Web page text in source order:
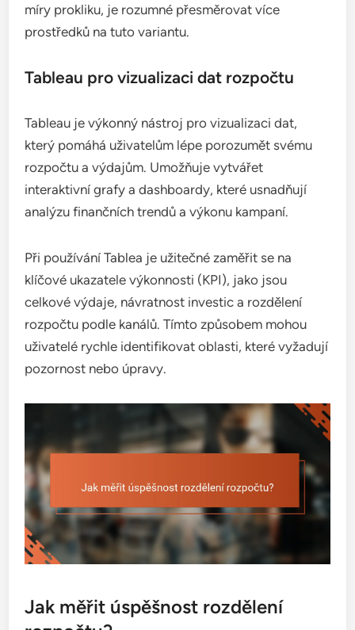
míry prokliku, je rozumné přesměrovat více
prostředků na tuto variantu.
Tableau pro vizualizaci dat rozpočtu
Tableau je výkonný nástroj pro vizualizaci dat,
který pomáhá uživatelům lépe porozumět svému
rozpočtu a výdajům. Umožňuje vytvářet
interaktivní grafy a dashboardy, které usnadňují
analýzu finančních trendů a výkonu kampaní.
Při používání Tablea je užitečné zaměřit se na
klíčové ukazatele výkonnosti (KPI), jako jsou
celkové výdaje, návratnost investic a rozdělení
rozpočtu podle kanálů. Tímto způsobem mohou
uživatelé rychle identifikovat oblasti, které vyžadují
pozornost nebo úpravy.
Jak měřit úspěšnost rozdělení